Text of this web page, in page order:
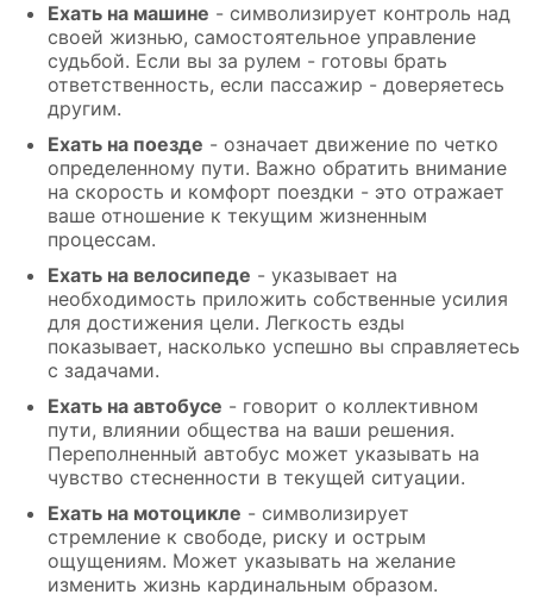
Ехать на машине - символизирует контроль над
своей жизнью, самостоятельное управление
судьбой. Если вы за рулем - готовы брать
ответственность, если пассажир - доверяетесь
другим.
Ехать на поезде - означает движение по четко
определенному пути. Важно обратить внимание
на скорость и комфорт поездки - это отражает
ваше отношение к текущим жизненным
процессам.
Ехать на велосипеде - указывает на
необходимость приложить собственные усилия
для достижения цели. Легкость езды
показывает, насколько успешно вы справляетесь
с задачами.
Ехать на автобусе - говорит о коллективном
пути, влиянии общества на ваши решения.
Переполненный автобус может указывать на
чувство стесненности в текущей ситуации.
Ехать на мотоцикле - символизирует
стремление к свободе, риску и острым
ощущениям. Может указывать на желание
изменить жизнь кардинальным образом.